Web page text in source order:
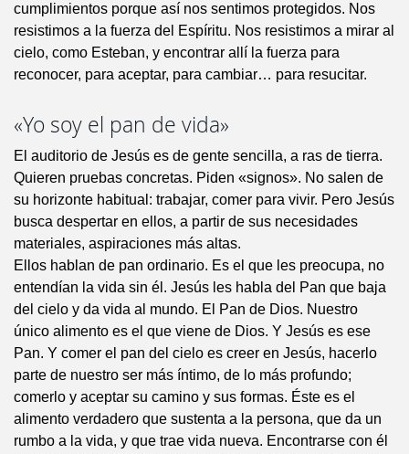
cumplimientos porque así nos sentimos protegidos. Nos
resistimos a la fuerza del Espíritu. Nos resistimos a mirar al
cielo, como Esteban, y encontrar allí la fuerza para
reconocer, para aceptar, para cambiar… para resucitar.
«Yo soy el pan de vida»
El auditorio de Jesús es de gente sencilla, a ras de tierra.
Quieren pruebas concretas. Piden «signos». No salen de
su horizonte habitual: trabajar, comer para vivir. Pero Jesús
busca despertar en ellos, a partir de sus necesidades
materiales, aspiraciones más altas.
Ellos hablan de pan ordinario. Es el que les preocupa, no
entendían la vida sin él. Jesús les habla del Pan que baja
del cielo y da vida al mundo. El Pan de Dios. Nuestro
único alimento es el que viene de Dios. Y Jesús es ese
Pan. Y comer el pan del cielo es creer en Jesús, hacerlo
parte de nuestro ser más íntimo, de lo más profundo;
comerlo y aceptar su camino y sus formas. Éste es el
alimento verdadero que sustenta a la persona, que da un
rumbo a la vida, y que trae vida nueva. Encontrarse con él